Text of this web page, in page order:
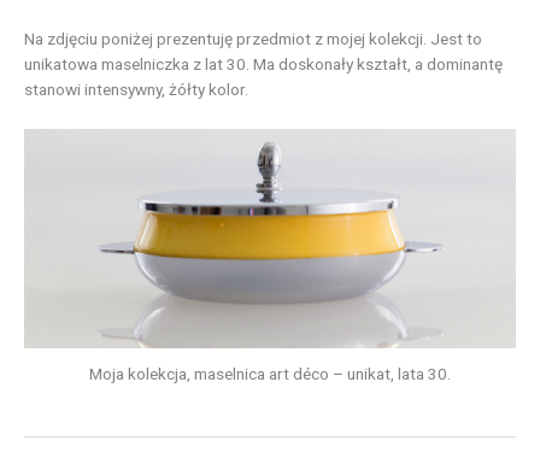
Na zdjęciu poniżej prezentuję przedmiot z mojej kolekcji. Jest to
unikatowa maselniczka z lat 30. Ma doskonały kształt, a dominantę
stanowi intensywny, żółty kolor.
Moja kolekcja, maselnica art déco – unikat, lata 30.